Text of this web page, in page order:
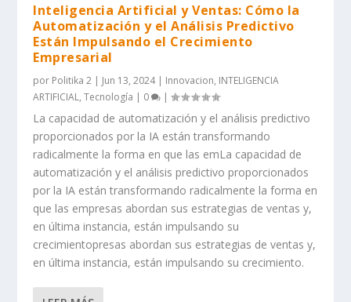
Inteligencia Artificial y Ventas: Cómo la
Automatización y el Análisis Predictivo
Están Impulsando el Crecimiento
Empresarial
por Politika 2 | Jun 13, 2024| Innovacion, INTELIGENCIA
ARTIFICIAL,Tecnología | 0 |
La capacidad de automatización y el análisis predictivo
proporcionados por la IA están transformando
radicalmente la forma en que las emLa capacidad de
automatización y el análisis predictivo proporcionados
por la IA están transformando radicalmente la forma en
que las empresas abordan sus estrategias de ventas y,
en última instancia, están impulsando su
crecimientopresas abordan sus estrategias de ventas y,
en última instancia, están impulsando su crecimiento.